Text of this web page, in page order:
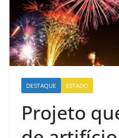
DESTAQUE ESTADO
Projeto